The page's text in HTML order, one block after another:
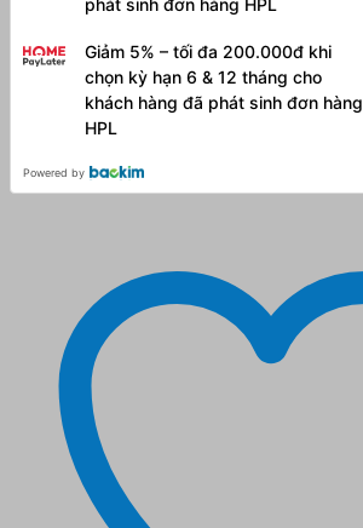
phát sinh đơn hàng HPL
Giảm 5% – tối đa 200.000đ khi
chọn kỳ hạn 6 & 12 tháng cho
khách hàng đã phát sinh đơn hàng
HPL
Powered by